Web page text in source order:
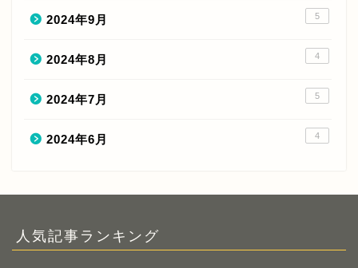
2024年9月 5
2024年8月 4
2024年7月 5
2024年6月 4
人気記事ランキング